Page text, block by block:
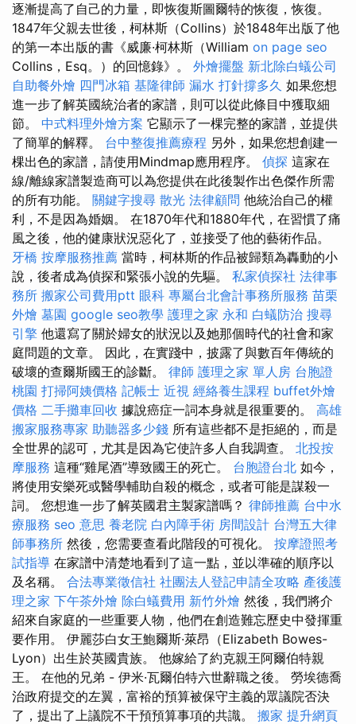
逐漸提高了自己的力量，即恢復斯圖爾特的恢復，恢復。
1847年父親去世後，柯林斯（Collins）於1848年出版了他
的第一本出版的書《威廉·柯林斯（William on page seo
Collins，Esq。）的回憶錄》。 外燴擺盤 新北除白蟻公司
自助餐外燴 四門冰箱 基隆律師 漏水 打針撐多久 如果您想
進一步了解英國統治者的家譜，則可以從此條目中獲取細
節。 中式料理外燴方案 它顯示了一棵完整的家譜，並提供
了簡單的解釋。 台中整復推薦療程 另外，如果您想創建一
棵出色的家譜，請使用Mindmap應用程序。 偵探 這家在
線/離線家譜製造商可以為您提供在此後製作出色傑作所需
的所有功能。 關鍵字搜尋 散光 法律顧問 他統治自己的權
利，不是因為婚姻。 在1870年代和1880年代，在習慣了痛
風之後，他的健康狀況惡化了，並接受了他的藝術作品。
牙橋 按摩服務推薦 當時，柯林斯的作品被歸類為轟動的小
說，後者成為偵探和緊張小說的先驅。 私家偵探社 法律事
務所 搬家公司費用ptt 眼科 專屬台北會計事務所服務 苗栗
外燴 墓園 google seo教學 護理之家 永和 白蟻防治 搜尋
引擎 他還寫了關於婦女的狀況以及她那個時代的社會和家
庭問題的文章。 因此，在實踐中，披露了與數百年傳統的
破壞的查爾斯國王的診斷。 律師 護理之家 單人房 台胞證
桃園 打掃阿姨價格 記帳士 近視 經絡養生課程 buffet外燴
價格 二手攤車回收 據說癌症一詞本身就是很重要的。 高雄
搬家服務專家 助聽器多少錢 所有這些都不是拒絕的，而是
全世界的認可，尤其是因為它使許多人自我調查。 北投按
摩服務 這種“雞尾酒”導致國王的死亡。 台胞證台北 如今，
將使用安樂死或醫學輔助自殺的概念，或者可能是謀殺一
詞。 您想進一步了解英國君主製家譜嗎？ 律師推薦 台中水
療服務 seo 意思 養老院 白內障手術 房間設計 台灣五大律
師事務所 然後，您需要查看此階段的可視化。 按摩證照考
試指導 在家譜中清楚地看到了這一點，並以準確的順序以
及名稱。 合法專業徵信社 社團法人登記申請全攻略 產後護
理之家 下午茶外燴 除白蟻費用 新竹外燴 然後，我們將介
紹來自家庭的一些重要人物，他們在創造難忘歷史中發揮重
要作用。 伊麗莎白女王鮑爾斯·萊昂（Elizabeth Bowes-
Lyon）出生於英國貴族。 他嫁給了約克親王阿爾伯特親
王。 在他的兄弟 - 伊米·瓦爾伯特六世辭職之後。 勞埃德喬
治政府提交的左翼，富裕的預算被保守主義的眾議院否決
了，提出了上議院不干預預算事項的共識。 搬家 提升網頁